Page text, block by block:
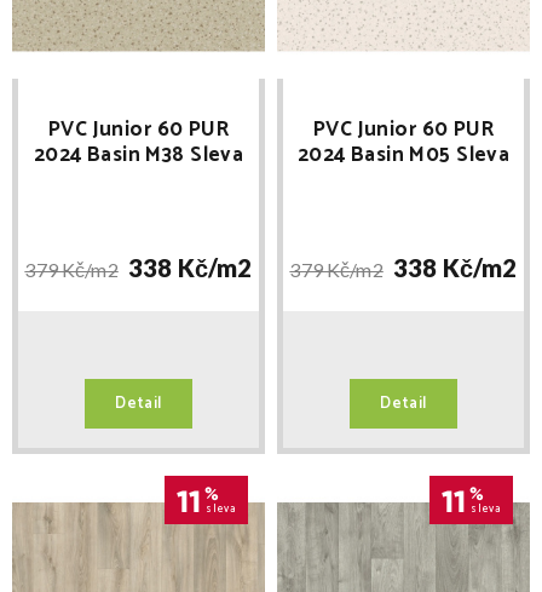
PVC Junior 60 PUR
2024 Basin M38 Sleva
379 Kč/m2 338 Kč/m2
Detail
PVC Junior 60 PUR
2024 Basin M05 Sleva
379 Kč/m2 338 Kč/m2
Detail
11 %
sleva 11 %
sleva